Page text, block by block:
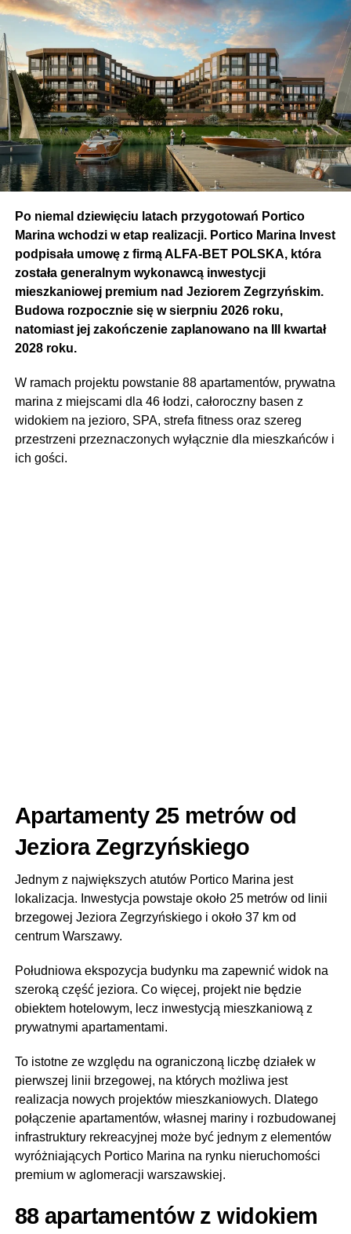
Po niemal dziewięciu latach przygotowań Portico
Marina wchodzi w etap realizacji. Portico Marina Invest
podpisała umowę z firmą ALFA-BET POLSKA, która
została generalnym wykonawcą inwestycji
mieszkaniowej premium nad Jeziorem Zegrzyńskim.
Budowa rozpocznie się w sierpniu 2026 roku,
natomiast jej zakończenie zaplanowano na III kwartał
2028 roku.
W ramach projektu powstanie 88 apartamentów, prywatna
marina z miejscami dla 46 łodzi, całoroczny basen z
widokiem na jezioro, SPA, strefa fitness oraz szereg
przestrzeni przeznaczonych wyłącznie dla mieszkańców i
ich gości.
Apartamenty 25 metrów od
Jeziora Zegrzyńskiego
Jednym z największych atutów Portico Marina jest
lokalizacja. Inwestycja powstaje około 25 metrów od linii
brzegowej Jeziora Zegrzyńskiego i około 37 km od
centrum Warszawy.
Południowa ekspozycja budynku ma zapewnić widok na
szeroką część jeziora. Co więcej, projekt nie będzie
obiektem hotelowym, lecz inwestycją mieszkaniową z
prywatnymi apartamentami.
To istotne ze względu na ograniczoną liczbę działek w
pierwszej linii brzegowej, na których możliwa jest
realizacja nowych projektów mieszkaniowych. Dlatego
połączenie apartamentów, własnej mariny i rozbudowanej
infrastruktury rekreacyjnej może być jednym z elementów
wyróżniających Portico Marina na rynku nieruchomości
premium w aglomeracji warszawskiej.
88 apartamentów z widokiem